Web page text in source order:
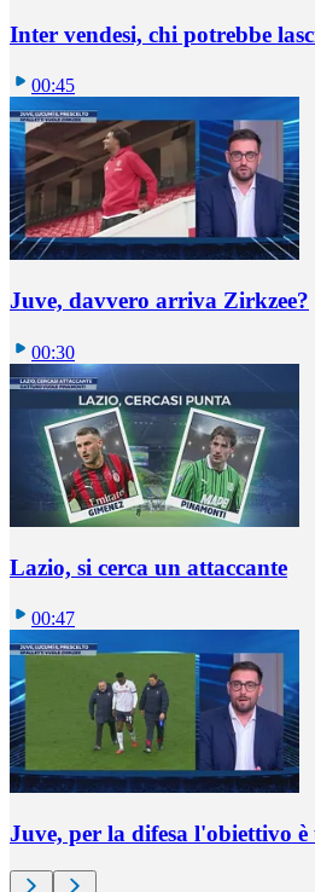
Inter vendesi, chi potrebbe
00:45
Juve, davvero arriva Zirkzee?
00:30
Lazio, si cerca un attaccante
00:47
Juve, per la difesa l'obiettivo